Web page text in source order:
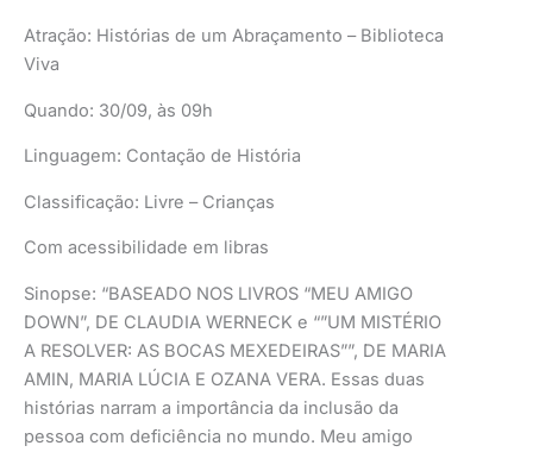
Atração: Histórias de um Abraçamento – Biblioteca
Viva
Quando: 30/09, às 09h
Linguagem: Contação de História
Classificação: Livre – Crianças
Com acessibilidade em libras
Sinopse: “BASEADO NOS LIVROS “MEU AMIGO
DOWN”, DE CLAUDIA WERNECK e “”UM MISTÉRIO
A RESOLVER: AS BOCAS MEXEDEIRAS””, DE MARIA
AMIN, MARIA LÚCIA E OZANA VERA. Essas duas
histórias narram a importância da inclusão da
pessoa com deficiência no mundo. Meu amigo